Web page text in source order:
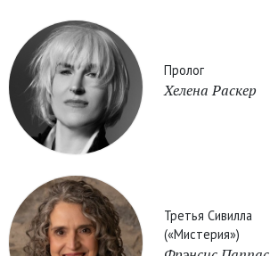
Пролог
Хелена Раскер
Третья Сивилла
(«Мистерия»)